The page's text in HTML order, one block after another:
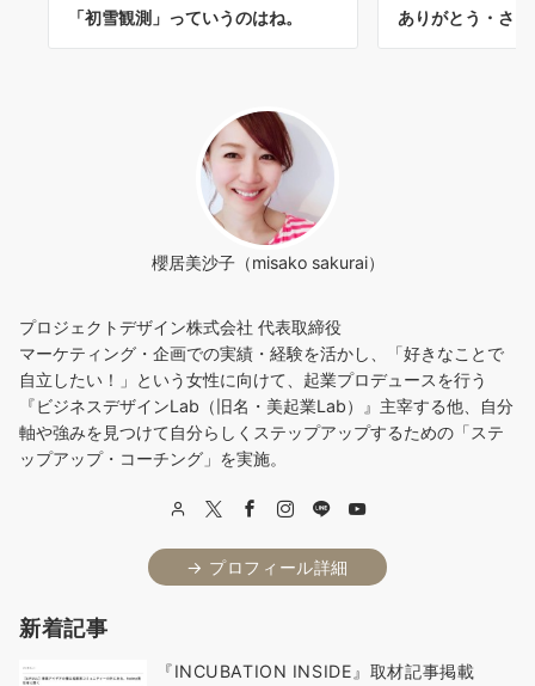
「初雪観測」っていうのはね。 ありがとう・さ
櫻居美沙子（misako sakurai）
プロジェクトデザイン株式会社 代表取締役
マーケティング・企画での実績・経験を活かし、「好きなことで
自立したい！」という女性に向けて、起業プロデュースを行う
『ビジネスデザインLab（旧名・美起業Lab）』主宰する他、自分
軸や強みを見つけて自分らしくステップアップするための「ステ
ップアップ・コーチング」を実施。
→ プロフィール詳細
新着記事
『INCUBATION INSIDE』取材記事掲載